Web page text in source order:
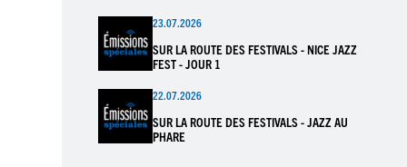
23.07.2026
SUR LA ROUTE DES FESTIVALS - NICE JAZZ
FEST - JOUR 1
22.07.2026
SUR LA ROUTE DES FESTIVALS - JAZZ AU
PHARE